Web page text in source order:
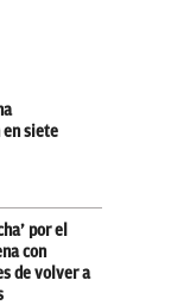
en siete
por el
con
de volver a